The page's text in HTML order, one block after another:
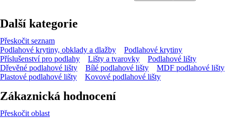
Další kategorie
Přeskočit seznam
Podlahové krytiny, obklady a dlažby
Podlahové krytiny
Příslušenství pro podlahy
Lišty a tvarovky
Podlahové lišty
Dřevěné podlahové lišty
Bílé podlahové lišty
MDF podlahové lišty
Plastové podlahové lišty
Kovové podlahové lišty
Zákaznická hodnocení
Přeskočit oblast